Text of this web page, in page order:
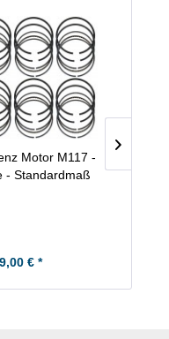
Motor M117 -
- Standardmaß
€ *